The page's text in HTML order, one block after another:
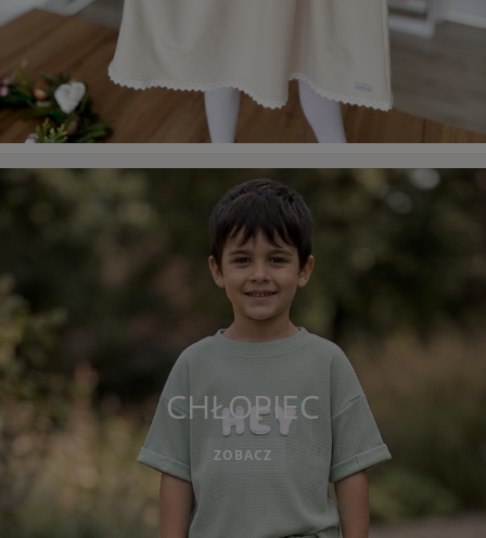
CHŁOPIEC
ZOBACZ